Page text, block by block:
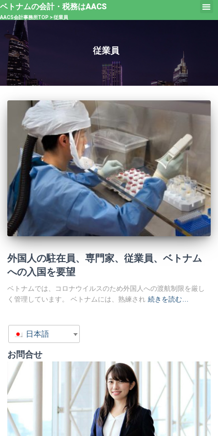
ベトナムの会計・税務はAACS
AACS会計事務所TOP >従業員
従業員
外国人の駐在員、専門家、従業員、ベトナム
への入国を要望
ベトナムでは、コロナウイルスのため外国人への渡航制限を厳し
く管理しています。 ベトナムには、熟練され 続きを読む…
日本語
お問合せ